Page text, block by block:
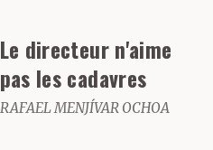
Le directeur n'aime
pas les cadavres
RAFAEL MENJÍVAR OCHOA